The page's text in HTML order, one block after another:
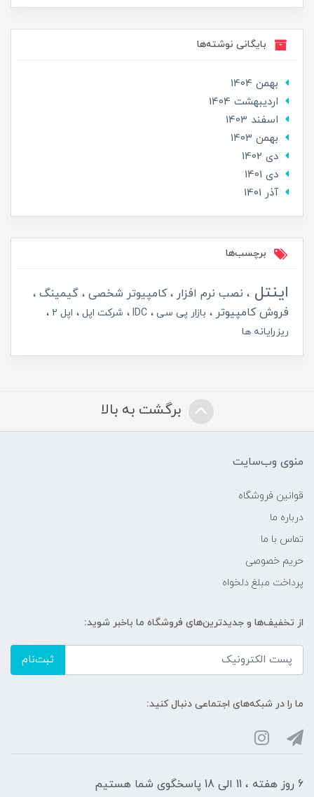
بایگانی نوشته‌ها
بهمن 1404
ارديبهشت 1404
اسفند 1403
بهمن 1403
دی 1402
دی 1401
آذر 1401
برچسب‌ها
اینتل نصب نرم افزار کامپیوتر شخصی
گیمینگ
فروش کامپیوتر
بازار پی سی IDC شرکت اپل
اپل 2
ریزرایانه ها
برگشت به بالا
منوی وب‌سایت
قوانین فروشگاه
درباره ما
تماس با ما
حریم خصوصی
پرداخت مبلغ دلخواه
از تخفیف‌ها و جدیدترین‌های فروشگاه ما باخبر شوید:
ثبت‌نام
ما را در شبکه‌های اجتماعی دنبال کنید:
6 روز هفته ، 11 الی 18 پاسخگوی شما هستیم